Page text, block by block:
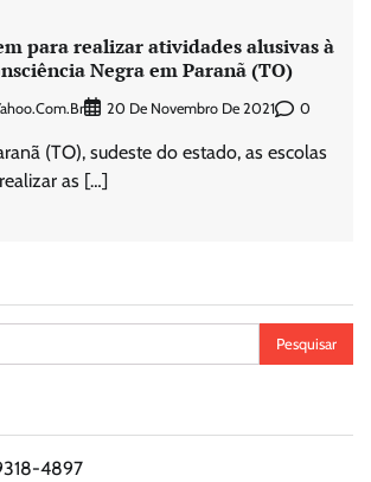
para realizar atividades alusivas à
Negra em Paranã (TO)
20 De Novembro De 2021 0
(TO), sudeste do estado, as escolas
as […]
4897